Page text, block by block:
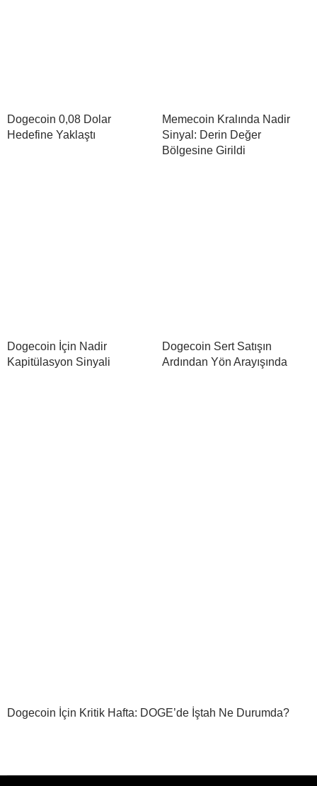
Dogecoin 0,08 Dolar
Hedefine Yaklaştı
Memecoin Kralında Nadir
Sinyal: Derin Değer
Bölgesine Girildi
Dogecoin İçin Nadir
Kapitülasyon Sinyali
Dogecoin Sert Satışın
Ardından Yön Arayışında
Dogecoin İçin Kritik Hafta: DOGE’de İştah Ne Durumda?